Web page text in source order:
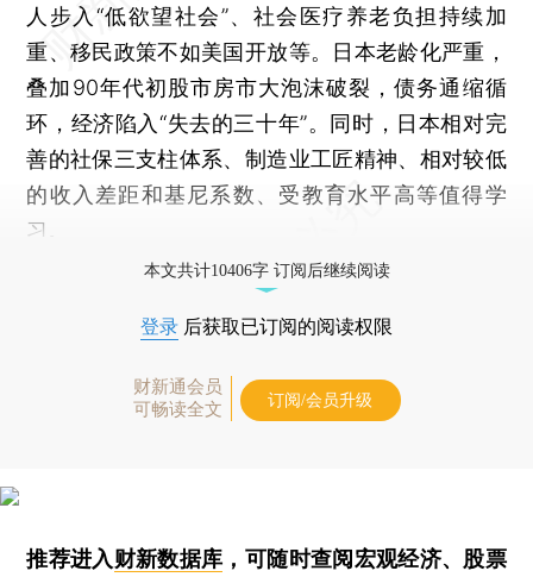
人步入“低欲望社会”、社会医疗养老负担持续加
重、移民政策不如美国开放等。日本老龄化严重，
叠加90年代初股市房市大泡沫破裂，债务通缩循
环，经济陷入“失去的三十年”。同时，日本相对完
善的社保三支柱体系、制造业工匠精神、相对较低
的收入差距和基尼系数、受教育水平高等值得学
习。
本文共计10406字 订阅后继续阅读
登录 后获取已订阅的阅读权限
财新通会员
可畅读全文
订阅/会员升级
推荐进入财新数据库 ，可随时查阅宏观经济、股票